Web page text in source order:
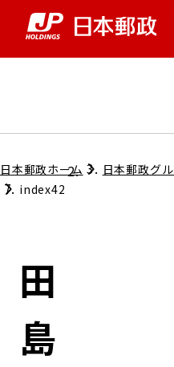
グループ情報
コンプライアンス
ガバナンス
株主・投資家
個人投資家のみなさまへ
株式情報
ニューストッ
サステナビリ
担当役員メッセージ
サステナビリティマネジメント
採用情報トッ
日本郵政ホーム 日本郵政グ
index42
田
島